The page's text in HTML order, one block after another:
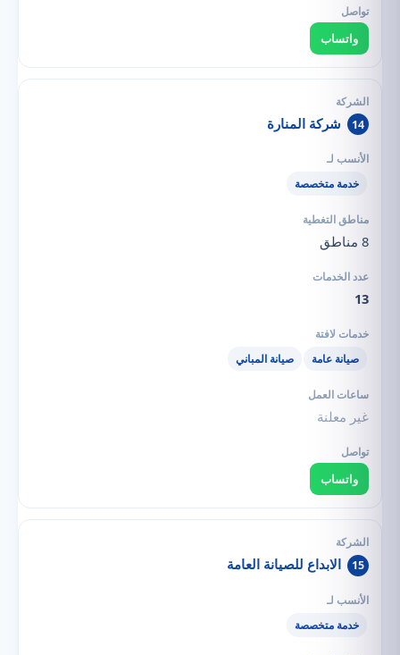
واتساب
14 شركة المنارة
خدمة متخصصة
8 مناطق
13
صيانة عامة صيانة المباني
غير معلنة
واتساب
15 الابداع للصيانة العامة
خدمة متخصصة